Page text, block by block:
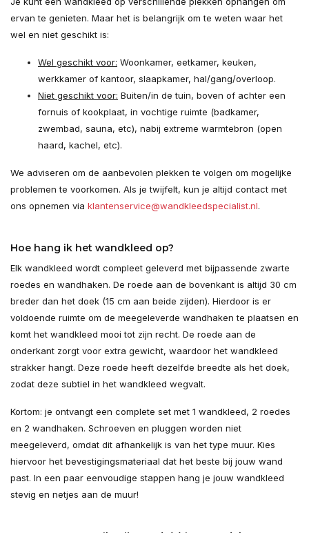
ervan te genieten. Maar het is belangrijk om te weten waar het
wel en niet geschikt is:
Wel geschikt voor: Woonkamer, eetkamer, keuken,
werkkamer of kantoor, slaapkamer, hal/gang/overloop.
Niet geschikt voor: Buiten/in de tuin, boven of achter een
fornuis of kookplaat, in vochtige ruimte (badkamer,
zwembad, sauna, etc), nabij extreme warmtebron (open
haard, kachel, etc).
We adviseren om de aanbevolen plekken te volgen om mogelijke
problemen te voorkomen. Als je twijfelt, kun je altijd contact met
ons opnemen via klantenservice@wandkleedspecialist.nl.
Hoe hang ik het wandkleed op?
Elk wandkleed wordt compleet geleverd met bijpassende zwarte
roedes en wandhaken. De roede aan de bovenkant is altijd 30 cm
breder dan het doek (15 cm aan beide zijden). Hierdoor is er
voldoende ruimte om de meegeleverde wandhaken te plaatsen en
komt het wandkleed mooi tot zijn recht. De roede aan de
onderkant zorgt voor extra gewicht, waardoor het wandkleed
strakker hangt. Deze roede heeft dezelfde breedte als het doek,
zodat deze subtiel in het wandkleed wegvalt.
Kortom: je ontvangt een complete set met 1 wandkleed, 2 roedes
en 2 wandhaken. Schroeven en pluggen worden niet
meegeleverd, omdat dit afhankelijk is van het type muur. Kies
hiervoor het bevestigingsmateriaal dat het beste bij jouw wand
past. In een paar eenvoudige stappen hang je jouw wandkleed
stevig en netjes aan de muur!